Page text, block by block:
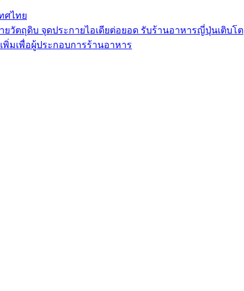
ศไทย
ตถุดิบ จุดประกายไอเดียต่อยอด รับร้านอาหารญี่ปุ่นเติบโต
มเพื่อผู้ประกอบการร้านอาหาร